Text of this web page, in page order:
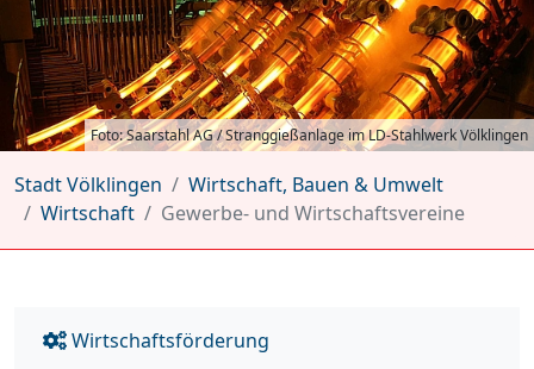
Foto: Saarstahl AG / Stranggießanlage im LD-Stahlwerk Völklingen
Stadt Völklingen
Wirtschaft, Bauen & Umwelt
Wirtschaft
Gewerbe- und Wirtschaftsvereine
Wirtschaftsförderung